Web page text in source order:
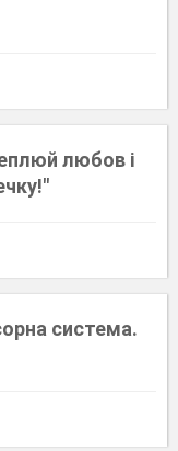
любов і
система.